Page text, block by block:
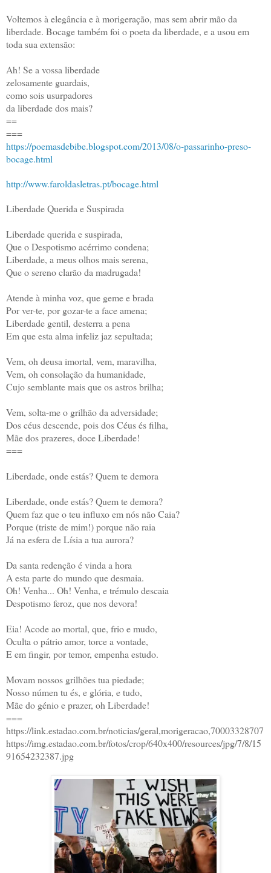
Voltemos à elegância e à morigeração, mas sem abrir mão da
liberdade. Bocage também foi o poeta da liberdade, e a usou em
toda sua extensão:
Ah! Se a vossa liberdade
zelosamente guardais,
como sois usurpadores
da liberdade dos mais?
==
===
https://poemasdebibe.blogspot.com/2013/08/o-passarinho-preso-
bocage.html
http://www.faroldasletras.pt/bocage.html
Liberdade Querida e Suspirada
Liberdade querida e suspirada,
Que o Despotismo acérrimo condena;
Liberdade, a meus olhos mais serena,
Que o sereno clarão da madrugada!
Atende à minha voz, que geme e brada
Por ver-te, por gozar-te a face amena;
Liberdade gentil, desterra a pena
Em que esta alma infeliz jaz sepultada;
Vem, oh deusa imortal, vem, maravilha,
Vem, oh consolação da humanidade,
Cujo semblante mais que os astros brilha;
Vem, solta-me o grilhão da adversidade;
Dos céus descende, pois dos Céus és filha,
Mãe dos prazeres, doce Liberdade!
===
Liberdade, onde estás? Quem te demora
Liberdade, onde estás? Quem te demora?
Quem faz que o teu influxo em nós não Caia?
Porque (triste de mim!) porque não raia
Já na esfera de Lísia a tua aurora?
Da santa redenção é vinda a hora
A esta parte do mundo que desmaia.
Oh! Venha... Oh! Venha, e trémulo descaia
Despotismo feroz, que nos devora!
Eia! Acode ao mortal, que, frio e mudo,
Oculta o pátrio amor, torce a vontade,
E em fingir, por temor, empenha estudo.
Movam nossos grilhões tua piedade;
Nosso númen tu és, e glória, e tudo,
Mãe do génio e prazer, oh Liberdade!
===
https://link.estadao.com.br/noticias/geral,morigeracao,70003328707
https://img.estadao.com.br/fotos/crop/640x400/resources/jpg/7/8/15
91654232387.jpg